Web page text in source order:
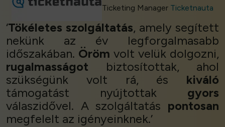
Ticketing Manager Ticketnauta
‘Tökéletes szolgáltatás, amely segített
nekünk az év legforgalmasabb
időszakában. Öröm volt velük dolgozni,
rugalmasságot biztosítottak, ahol
szükségünk volt rá, és kiváló
támogatást nyújtottak gyors
válaszidővel. A szolgáltatás pontosan
megfelelt az igényeinknek.’